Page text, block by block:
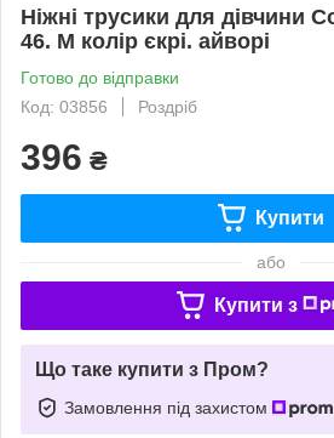
Ніжні трусики для дівчини
46. М колір єкрі. айворі
Готово до відправки
Код: 03856
Роздріб
396 ₴
Купити
або
Купити з
Що таке купити з Пром?
Замовлення під захистом